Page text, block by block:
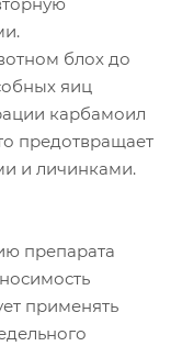
блох до
яиц
карбамоил
предотвращает
и личинками.
препарата
применять